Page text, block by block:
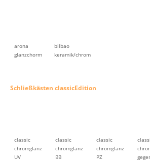
arona
glanzchorm
bilbao
keramik/chrom
Schließkästen classicEdition
classic
chromglanz
UV
classic
chromglanz
BB
classic
chromglanz
PZ